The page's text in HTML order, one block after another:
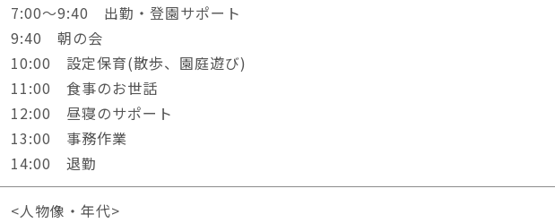
7:00～9:40 出勤・登園サポート
9:40 朝の会
10:00 設定保育(散歩、園庭遊び)
11:00 食事のお世話
12:00 昼寝のサポート
13:00 事務作業
14:00 退勤
<人物像・年代>